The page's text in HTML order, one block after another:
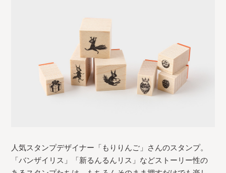
人気スタンプデザイナー「もりりんご」さんのスタンプ。
「バンザイリス」「新るんるんリス」などストーリー性の